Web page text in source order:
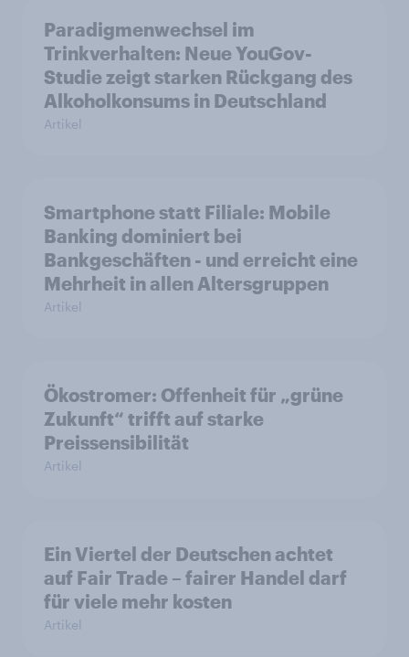
Paradigmenwechsel im
Trinkverhalten: Neue YouGov-
Studie zeigt starken Rückgang des
Alkoholkonsums in Deutschland
Artikel
Smartphone statt Filiale: Mobile
Banking dominiert bei
Bankgeschäften - und erreicht eine
Mehrheit in allen Altersgruppen
Artikel
Ökostromer: Offenheit für „grüne
Zukunft“ trifft auf starke
Preissensibilität
Artikel
Ein Viertel der Deutschen achtet
auf Fair Trade – fairer Handel darf
für viele mehr kosten
Artikel